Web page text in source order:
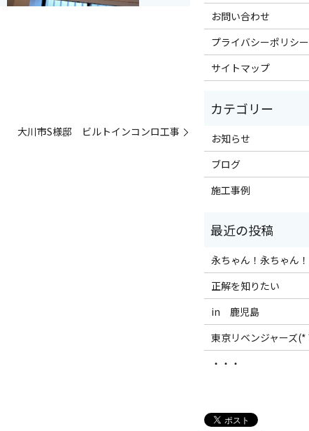
大川市S様邸 ビルトインコンロ工事
お問い合わせ
プライバシーポリシー
サイトマップ
お知らせ
ブログ
施工事例
永ちゃん！永ちゃん！
正解を知りたい
in 鹿児島
東京リベンジャーズ
・・・